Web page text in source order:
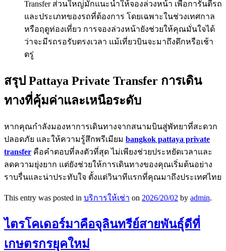
Transfer ส่วนใหญ่มักแนะนำให้จองล่วงหน้า เพื่อการันตีรถ
และประเภทของรถที่ต้องการ โดยเฉพาะในช่วงเทศกาล
หรือฤดูท่องเที่ยว การจองล่วงหน้ายังช่วยให้คุณมั่นใจได้
ว่าจะมีรถรอรับตรงเวลา แม้เที่ยวบินจะมาถึงดึกหรือเช้า
ตรู่
สรุป Pattaya Private Transfer การเดิน
ทางที่คุ้มค่าและเหนือระดับ
หากคุณกำลังมองหาการเดินทางจากสนามบินสู่พัทยาที่สะดวก
ปลอดภัย และให้ความรู้สึกพรีเมียม bangkok pattaya private
transfer คือคำตอบที่ลงตัวที่สุด ไม่เพียงช่วยประหยัดเวลาและ
ลดความยุ่งยาก แต่ยังช่วยให้การเดินทางของคุณเริ่มต้นอย่าง
ราบรื่นและน่าประทับใจ ตั้งแต่วินาทีแรกที่คุณมาถึงประเทศไทย
This entry was posted in บริการให้เช่า on 2026/20/02 by admin.
ไตรโคเดอร์มาคือจุลินทรีย์สายพันธุ์ดีที่
เกษตรกรยุคใหม่